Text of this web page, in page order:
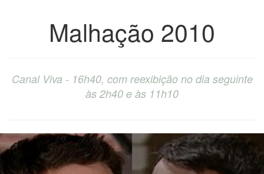
Malhação 2010
Canal Viva - 16h40, com reexibição no dia seguinte
às 2h40 e às 11h10